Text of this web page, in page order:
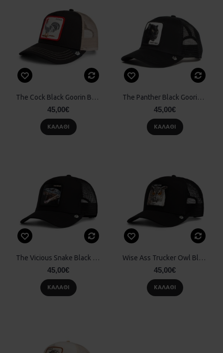
The Cock Black Goorin Bros
45,00€
ΚΑΛΆΘΙ
The Panther Black Goorin Bros
45,00€
ΚΑΛΆΘΙ
The Vicious Snake Black Goorin Bros
45,00€
ΚΑΛΆΘΙ
Wise Ass Trucker Owl Black Goorin Bros
45,00€
ΚΑΛΆΘΙ